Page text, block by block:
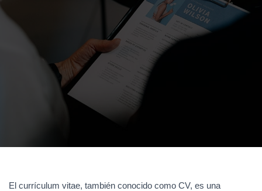
El currículum vitae, también conocido como CV, es una